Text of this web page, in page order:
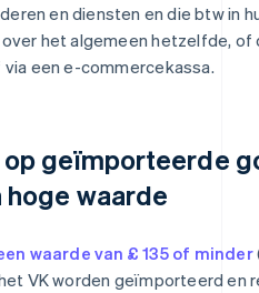
en diensten en die btw in
het algemeen hetzelfde, of
een e-commercekassa.
geïmporteerde
hoge waarde
waarde van £ 135 of minder
VK worden geïmporteerd en